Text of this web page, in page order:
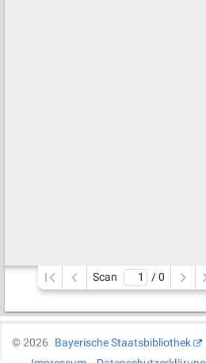
Scan / 0
©2026
Bayerische Staatsbibliothek